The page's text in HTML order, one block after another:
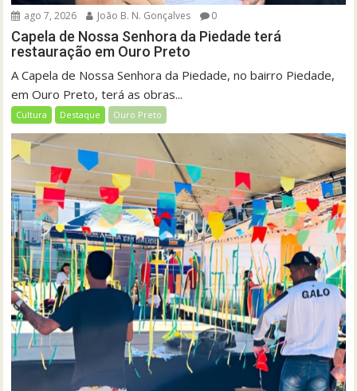
ago 7, 2026 João B. N. Gonçalves 0
Capela de Nossa Senhora da Piedade terá
restauração em Ouro Preto
A Capela de Nossa Senhora da Piedade, no bairro Piedade,
em Ouro Preto, terá as obras...
Cultura Destaque Ouro Preto